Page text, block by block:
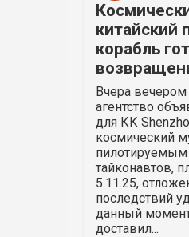
китайский
корабль
Вчера
агентство
для КК
космический
тайконавтов,
5.11.25,
последствий
данный
доставил...